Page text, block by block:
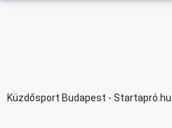
Küzdősport Budapest - Startapró.hu